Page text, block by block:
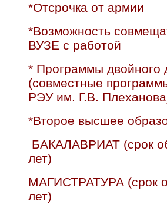
*Отсрочка от армии
*Возможность
ВУЗЕ с работой
* Программы двойного
(совместные
РЭУ им. Г.В.
*Второе высшее
БАКАЛАВРИАТ (срок
лет)
МАГИСТРАТУРА (срок
лет)